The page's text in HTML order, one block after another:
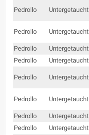
Pedrollo Untergetaucht
Pedrollo Untergetaucht
Pedrollo Untergetaucht
Pedrollo
Untergetaucht
Pedrollo Untergetaucht
Pedrollo Untergetaucht
Pedrollo Untergetaucht
Pedrollo
Untergetaucht